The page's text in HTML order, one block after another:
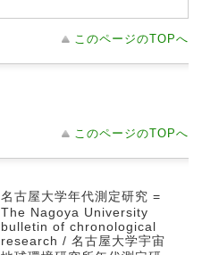
このページのTOPへ
このページのTOPへ
名古屋大学年代測定研究 =
The Nagoya University
bulletin of chronological
research / 名古屋大学宇宙